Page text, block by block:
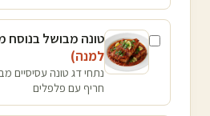
טונה מבושל בנוסח
למנה)
נתחי דג טונה עסיסיים
חריף עם פלפלים